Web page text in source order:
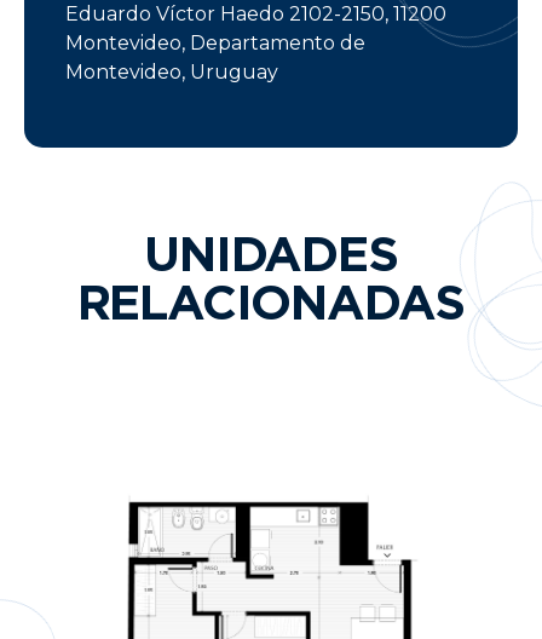
Eduardo Víctor Haedo 2102-2150, 11200
Montevideo, Departamento de
Montevideo, Uruguay
UNIDADES
RELACIONADAS